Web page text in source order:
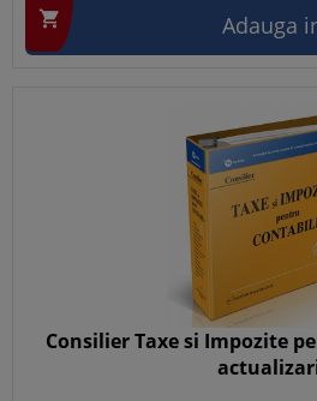
 Adauga
Consilier Taxe si Impozite